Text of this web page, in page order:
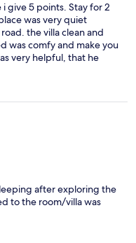
give 5 points. Stay for 2
was very quiet
the villa clean and
was comfy and make you
very helpful, that he
ready for me. you could
breakfast and the
burgerking. the wifi
13-15mbps. they
(if you change with
the minus in the
bathroom stain) on
little rusting white
after exploring the
to the room/villa was